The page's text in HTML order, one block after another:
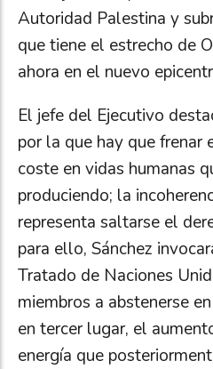
Autoridad Palestina y
que tiene el estrecho de
ahora en el nuevo
El jefe del Ejecutivo
por la que hay que frenar
coste en vidas humanas
produciendo; la
representa saltarse el
para ello, Sánchez
Tratado de Naciones
miembros a abstenerse
en tercer lugar, el
energía que